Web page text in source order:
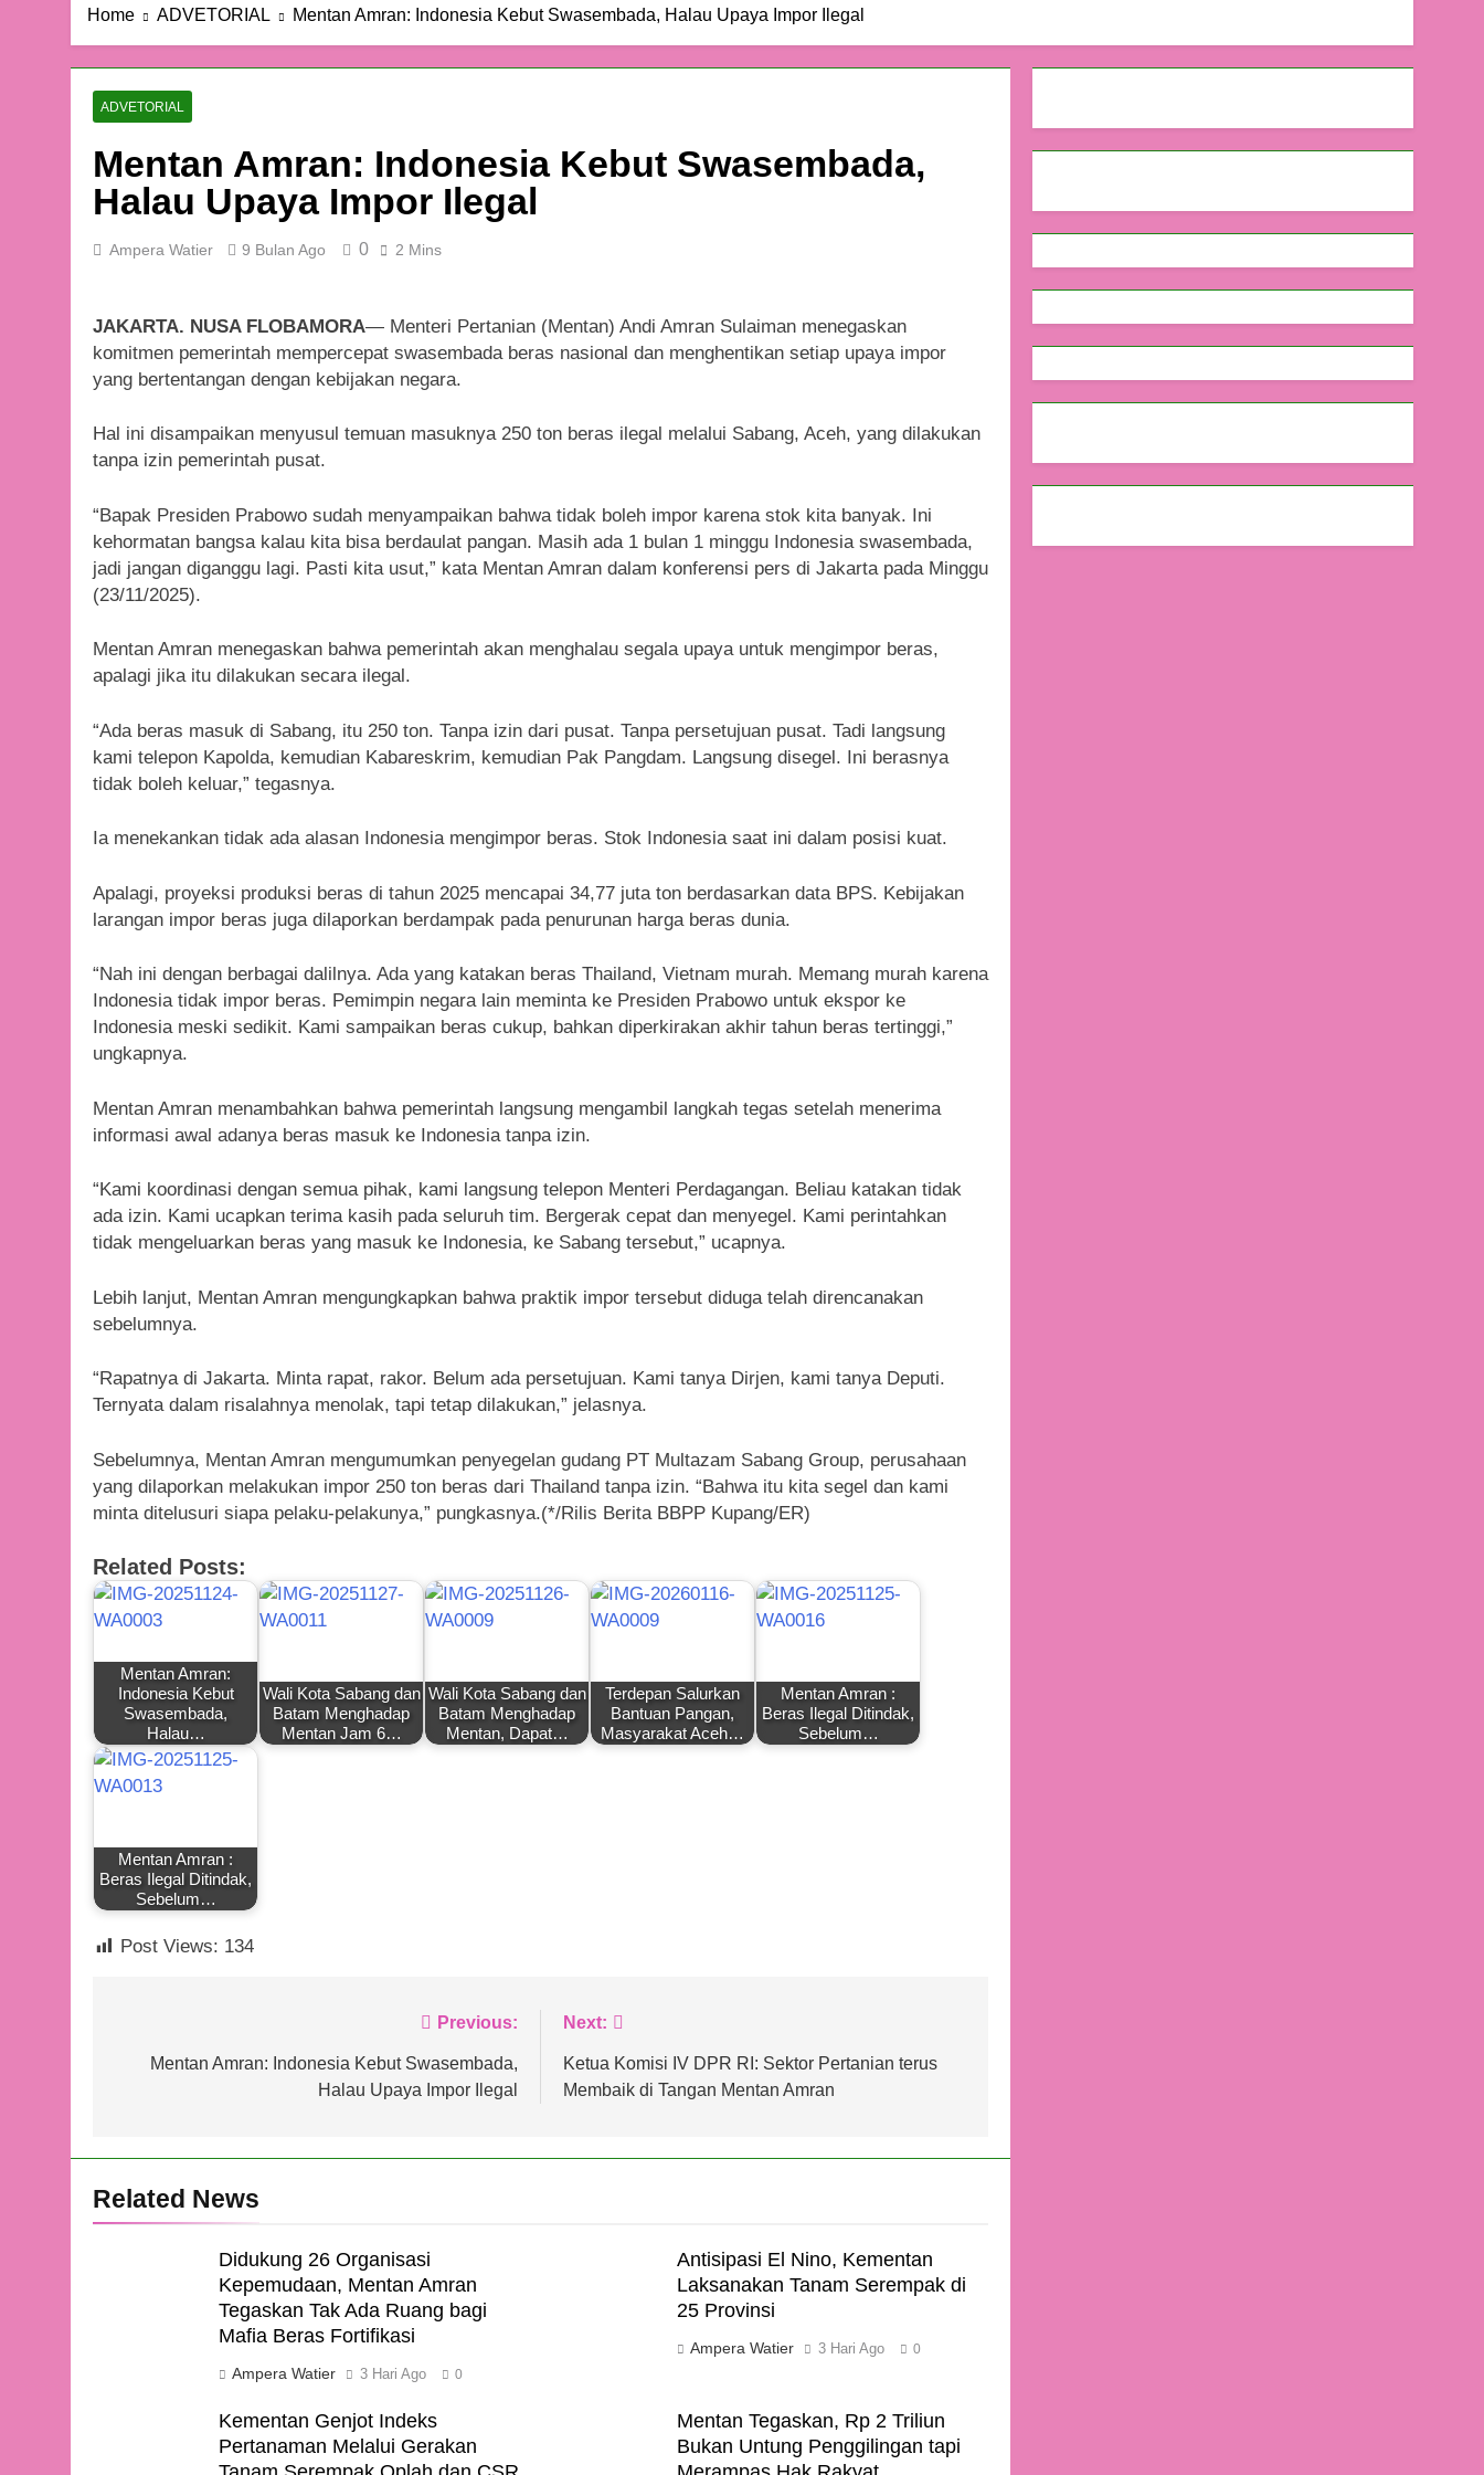
Home ADVETORIAL Mentan Amran: Indonesia Kebut Swasembada, Halau Upaya Impor Ilegal
ADVETORIAL
Mentan Amran: Indonesia Kebut Swasembada,
Halau Upaya Impor Ilegal
Ampera Watier 9 Bulan Ago 0 2 Mins
JAKARTA. NUSA FLOBAMORA— Menteri Pertanian (Mentan) Andi Amran Sulaiman menegaskan
komitmen pemerintah mempercepat swasembada beras nasional dan menghentikan setiap upaya impor
yang bertentangan dengan kebijakan negara.
Hal ini disampaikan menyusul temuan masuknya 250 ton beras ilegal melalui Sabang, Aceh, yang dilakukan
tanpa izin pemerintah pusat.
“Bapak Presiden Prabowo sudah menyampaikan bahwa tidak boleh impor karena stok kita banyak. Ini
kehormatan bangsa kalau kita bisa berdaulat pangan. Masih ada 1 bulan 1 minggu Indonesia swasembada,
jadi jangan diganggu lagi. Pasti kita usut,” kata Mentan Amran dalam konferensi pers di Jakarta pada Minggu
(23/11/2025).
Mentan Amran menegaskan bahwa pemerintah akan menghalau segala upaya untuk mengimpor beras,
apalagi jika itu dilakukan secara ilegal.
“Ada beras masuk di Sabang, itu 250 ton. Tanpa izin dari pusat. Tanpa persetujuan pusat. Tadi langsung
kami telepon Kapolda, kemudian Kabareskrim, kemudian Pak Pangdam. Langsung disegel. Ini berasnya
tidak boleh keluar,” tegasnya.
Ia menekankan tidak ada alasan Indonesia mengimpor beras. Stok Indonesia saat ini dalam posisi kuat.
Apalagi, proyeksi produksi beras di tahun 2025 mencapai 34,77 juta ton berdasarkan data BPS. Kebijakan
larangan impor beras juga dilaporkan berdampak pada penurunan harga beras dunia.
“Nah ini dengan berbagai dalilnya. Ada yang katakan beras Thailand, Vietnam murah. Memang murah karena
Indonesia tidak impor beras. Pemimpin negara lain meminta ke Presiden Prabowo untuk ekspor ke
Indonesia meski sedikit. Kami sampaikan beras cukup, bahkan diperkirakan akhir tahun beras tertinggi,”
ungkapnya.
Mentan Amran menambahkan bahwa pemerintah langsung mengambil langkah tegas setelah menerima
informasi awal adanya beras masuk ke Indonesia tanpa izin.
“Kami koordinasi dengan semua pihak, kami langsung telepon Menteri Perdagangan. Beliau katakan tidak
ada izin. Kami ucapkan terima kasih pada seluruh tim. Bergerak cepat dan menyegel. Kami perintahkan
tidak mengeluarkan beras yang masuk ke Indonesia, ke Sabang tersebut,” ucapnya.
Lebih lanjut, Mentan Amran mengungkapkan bahwa praktik impor tersebut diduga telah direncanakan
sebelumnya.
“Rapatnya di Jakarta. Minta rapat, rakor. Belum ada persetujuan. Kami tanya Dirjen, kami tanya Deputi.
Ternyata dalam risalahnya menolak, tapi tetap dilakukan,” jelasnya.
Sebelumnya, Mentan Amran mengumumkan penyegelan gudang PT Multazam Sabang Group, perusahaan
yang dilaporkan melakukan impor 250 ton beras dari Thailand tanpa izin. “Bahwa itu kita segel dan kami
minta ditelusuri siapa pelaku-pelakunya,” pungkasnya.(*/Rilis Berita BBPP Kupang/ER)
Related Posts:
Mentan Amran:
Indonesia Kebut
Swasembada,
Halau…
Wali Kota Sabang dan
Batam Menghadap
Mentan Jam 6…
Wali Kota Sabang dan
Batam Menghadap
Mentan, Dapat…
Terdepan Salurkan
Bantuan Pangan,
Masyarakat Aceh…
Mentan Amran :
Beras Ilegal Ditindak,
Sebelum…
Mentan Amran :
Beras Ilegal Ditindak,
Sebelum…
Post Views: 134
pos
Previous:
Mentan Amran: Indonesia Kebut Swasembada,
Halau Upaya Impor Ilegal
Next:
Ketua Komisi IV DPR RI: Sektor Pertanian terus
Membaik di Tangan Mentan Amran
Related News
Didukung 26 Organisasi
Kepemudaan, Mentan Amran
Tegaskan Tak Ada Ruang bagi
Mafia Beras Fortifikasi
Ampera Watier 3 Hari Ago 0
Antisipasi El Nino, Kementan
Laksanakan Tanam Serempak di
25 Provinsi
Ampera Watier 3 Hari Ago 0
Kementan Genjot Indeks
Pertanaman Melalui Gerakan
Mentan Tegaskan, Rp 2 Triliun
Bukan Untung Penggilingan tapi